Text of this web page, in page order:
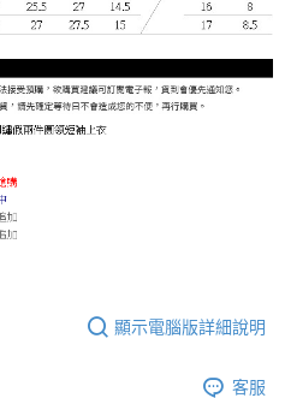
顯示電腦版詳細說明
客服